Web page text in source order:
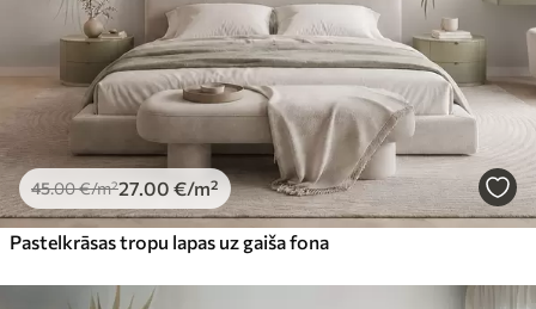
45.00€/m²27 .00 €/m²
Pastelkrāsas tropu lapas uz gaiša fona